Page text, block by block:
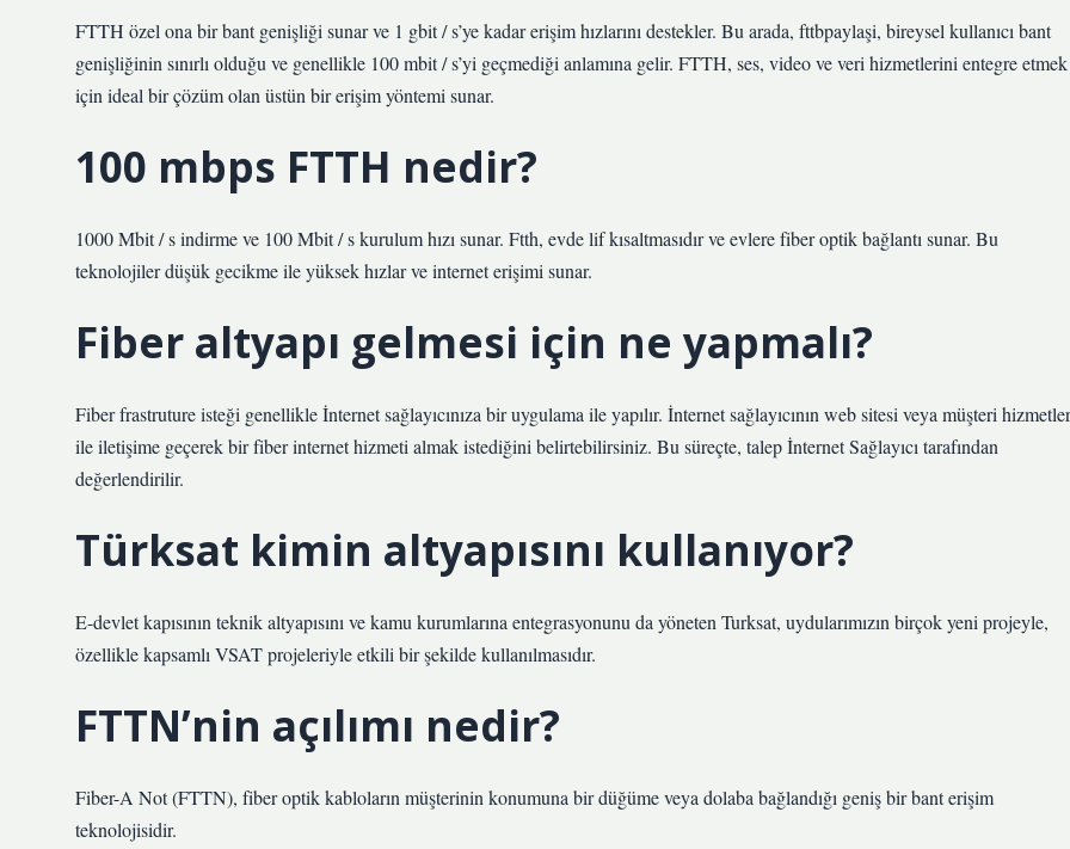
FTTH özel ona bir bant genişliği sunar ve 1 gbit / s’ye kadar erişim hızlarını destekler. Bu arada, fttbpaylaşi, bireysel kullanıcı bant
genişliğinin sınırlı olduğu ve genellikle 100 mbit / s’yi geçmediği anlamına gelir. FTTH, ses, video ve veri hizmetlerini entegre etmek
için ideal bir çözüm olan üstün bir erişim yöntemi sunar.
100 mbps FTTH nedir?
1000 Mbit / s indirme ve 100 Mbit / s kurulum hızı sunar. Ftth, evde lif kısaltmasıdır ve evlere fiber optik bağlantı sunar. Bu
teknolojiler düşük gecikme ile yüksek hızlar ve internet erişimi sunar.
Fiber altyapı gelmesi için ne yapmalı?
Fiber frastruture isteği genellikle İnternet sağlayıcınıza bir uygulama ile yapılır. İnternet sağlayıcının web sitesi veya müşteri
ile iletişime geçerek bir fiber internet hizmeti almak istediğini belirtebilirsiniz. Bu süreçte, talep İnternet Sağlayıcı tarafından
değerlendirilir.
Türksat kimin altyapısını kullanıyor?
E-devlet kapısının teknik altyapısını ve kamu kurumlarına entegrasyonunu da yöneten Turksat, uydularımızın birçok yeni projeyle,
özellikle kapsamlı VSAT projeleriyle etkili bir şekilde kullanılmasıdır.
FTTN’nin açılımı nedir?
Fiber-A Not (FTTN), fiber optik kabloların müşterinin konumuna bir düğüme veya dolaba bağlandığı geniş bir bant erişim
teknolojisidir.